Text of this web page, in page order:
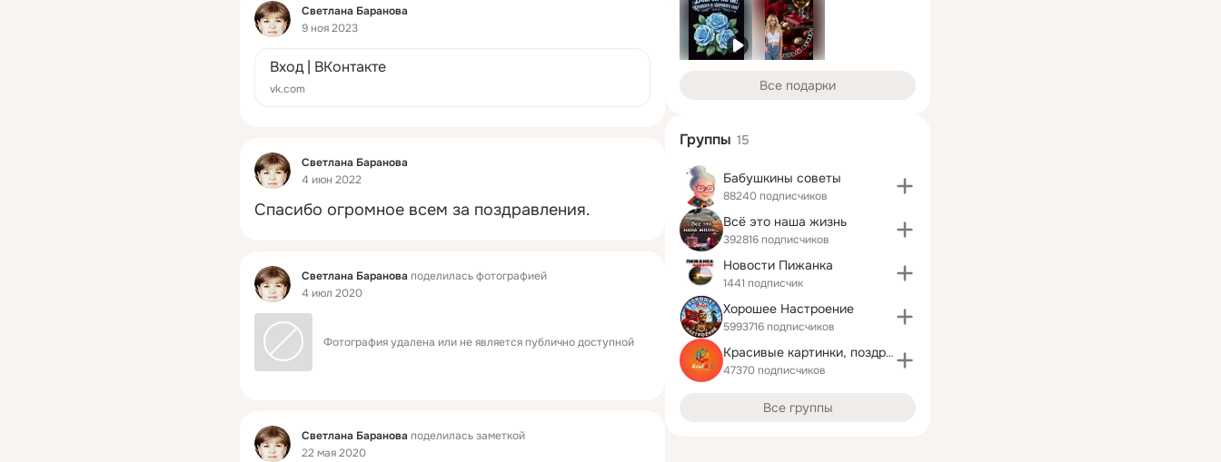
Фид
Светлана Баранова
9 ноя 2023
Вход | ВКонтакте
vk.com
Фид
Светлана Баранова
4 июн 2022
Спасибо огромное всем за поздравления.
Фид Светлана Баранова поделилась фотографией
4 июл 2020
Фотография удалена или не является публично доступной
Фид Светлана Баранова поделилась заметкой
22 мая 2020
Все подарки
Группы 15
Бабушкины советы
88240 подписчиков
Всё это наша жизнь
392816 подписчиков
Новости Пижанка
1441 подписчик
Хорошее Настроение
5993716 подписчиков
Красивые картинки, поздравления, открытки
47370 подписчиков
Все группы